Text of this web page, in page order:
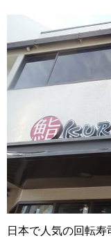
日本で人気の回転